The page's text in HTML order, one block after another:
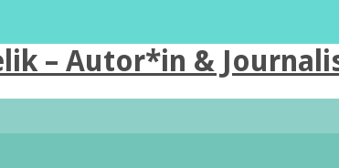
– Autor*in &